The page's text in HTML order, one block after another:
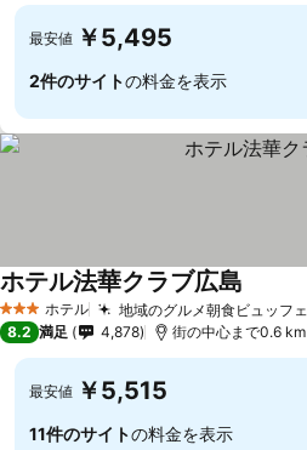
最安値 ￥5,495
2件のサイトの料金を表示
3 ホテルのランク
ホテル 地域のグルメ朝食ビュッフェ
ホテル法華クラブ広島
8.2 満足 4,878 街の中心まで0.6 km
最安値 ￥5,515
11件のサイトの料金を表示